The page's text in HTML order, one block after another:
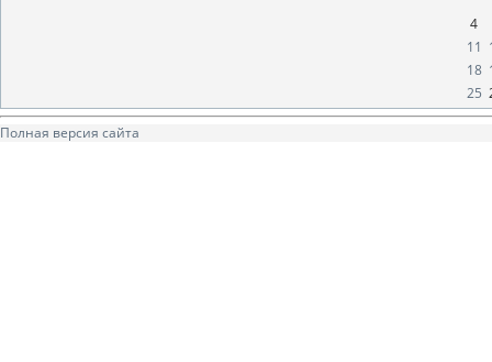
4
11
18
25
Полная версия сайта